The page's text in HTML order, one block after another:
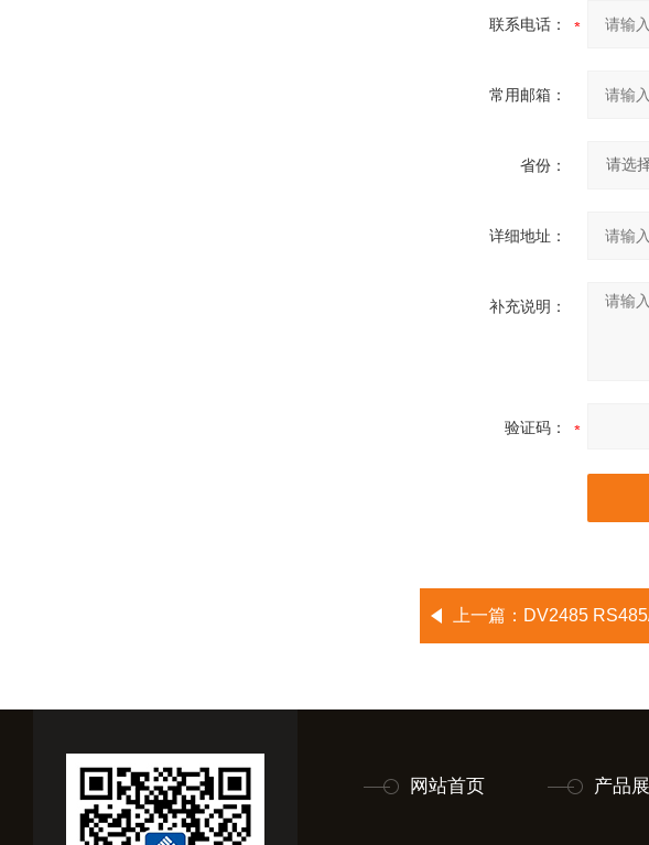
联系电话：
常用邮箱：
省份：
详细地址：
补充说明：
验证码：
上一篇： DV2485 RS485/
网站首页 产品